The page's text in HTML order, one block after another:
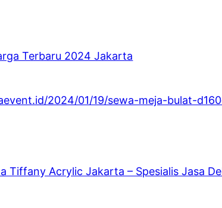
Terbaru 2024 Jakarta
2024/01/19/sewa-meja-bulat-
Tiffany Acrylic Jakarta – Spesialis Jasa